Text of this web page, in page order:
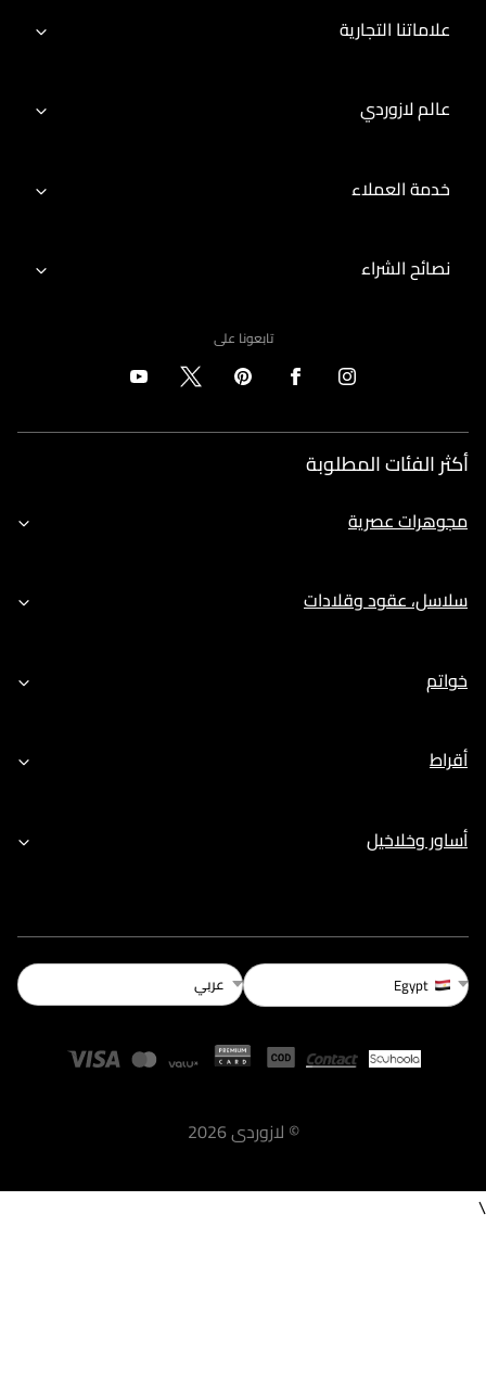
علاماتنا التجارية
عالم لازوردي
خدمة العملاء
نصائح الشراء
تابعونا على
أكثر الفئات المطلوبة
مجوهرات عصرية
سلاسل، عقود وقلادات
خواتم
أقراط
أساور وخلاخيل
Egypt عربي
© لازوردى2026
\